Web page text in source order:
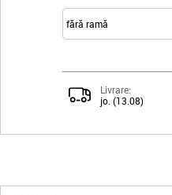
Livrare:
jo. (13.08)